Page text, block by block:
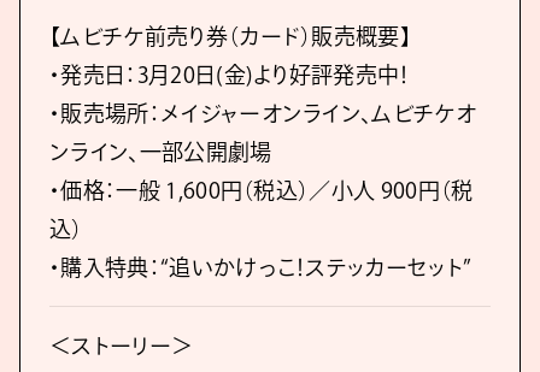
【ムビチケ前売り券（カード）販売概要】
・発売日：3月20日(金)より好評発売中！
・販売場所：メイジャーオンライン、ムビチケオ
ンライン、一部公開劇場
・価格：一般 1,600円（税込）／小人 900円（税
込）
・購入特典：“追いかけっこ！ステッカーセット”
＜ストーリー＞